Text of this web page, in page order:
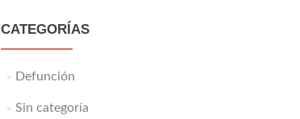
CATEGORÍAS
Defunción
Sin categoría